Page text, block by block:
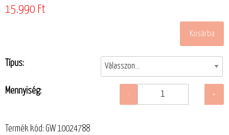
15.990 Ft
Típus:
Mennyiség:
Termék kód: GW 10024788